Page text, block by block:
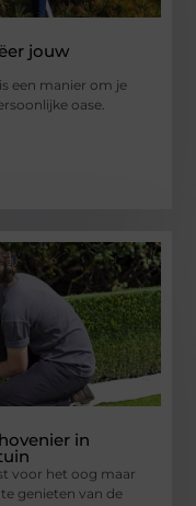
jouw
een manier om je
oase.
in
voor het oog maar
genieten van de